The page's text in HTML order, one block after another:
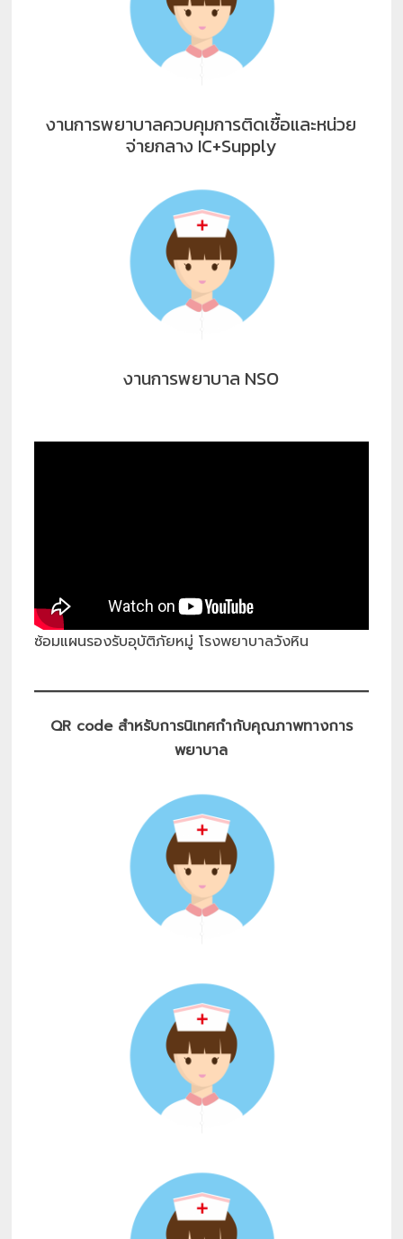
งานการพยาบาลควบคุมการติดเชื้อและหน่วย
จ่ายกลาง IC+Supply
งานการพยาบาล NSO
ซ้อมแผนรองรับอุบัติภัยหมู่ โรงพยาบาลวังหิน
QR code สำหรับการนิเทศกำกับคุณภาพทางการ
พยาบาล